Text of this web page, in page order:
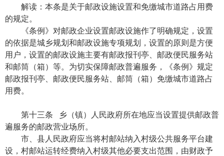
解读：本条是关于邮政设施设置和免缴城市道路占用费
的规定。
《条例》对邮政企业设置邮政设施作了明确规定，设置
的依据是城乡规划和邮政设施专项规划，设置的原则是方便
用户，设置的邮政设施主要有邮政报刊亭、邮政便民服务站
和邮筒（箱）等。为切实保障邮政普遍服务，《条例》规定
邮政报刊亭、邮政便民服务站、邮筒（箱）免缴城市道路占
用费。
第十三条 乡（镇）人民政府所在地应当设置提供邮政普
遍服务的邮政营业场所。
市、县人民政府应当将村邮站纳入村级公共服务平台建
设，村邮站运转经费纳入村级其他必要支出范围，由财政予